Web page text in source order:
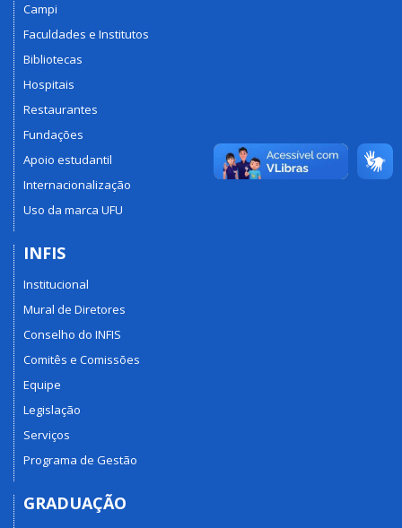
Campi
Faculdades e Institutos
Bibliotecas
Hospitais
Restaurantes
Fundações
Apoio estudantil
Internacionalização
Uso da marca UFU
INFIS
Institucional
Mural de Diretores
Conselho do INFIS
Comitês e Comissões
Equipe
Legislação
Serviços
Programa de Gestão
GRADUAÇÃO